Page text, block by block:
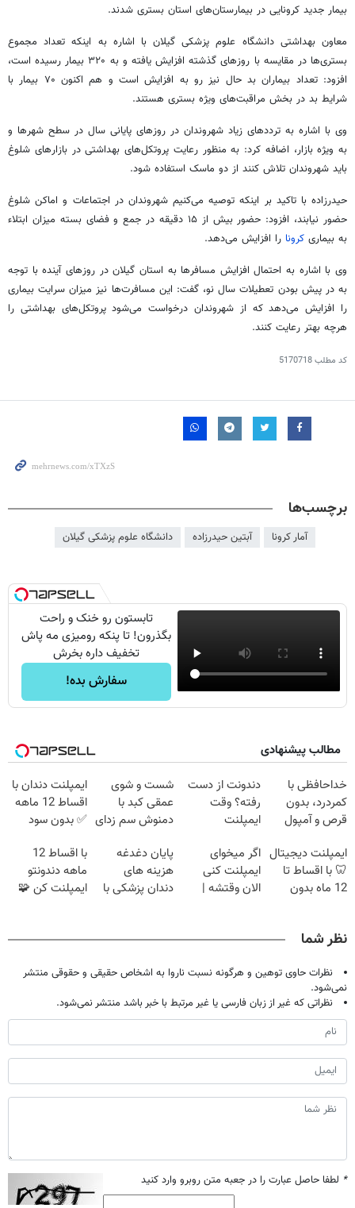
بیمار جدید کرونایی در بیمارستان‌های استان بستری شدند.
معاون بهداشتی دانشگاه علوم پزشکی گیلان با اشاره به اینکه تعداد مجموع
بستری‌ها در مقایسه با روزهای گذشته افزایش یافته و به ۳۲۰ بیمار رسیده است،
افزود: تعداد بیماران بد حال نیز رو به افزایش است و هم اکنون ۷۰ بیمار با
شرایط بد در بخش مراقبت‌های ویژه بستری هستند.
وی با اشاره به ترددهای زیاد شهروندان در روزهای پایانی سال در سطح شهرها و
به ویژه بازار، اضافه کرد: به منظور رعایت پروتکل‌های بهداشتی در بازارهای شلوغ
باید شهروندان تلاش کنند از دو ماسک استفاده شود.
حیدرزاده با تاکید بر اینکه توصیه می‌کنیم شهروندان در اجتماعات و اماکن شلوغ
حضور نیابند، افزود: حضور بیش از ۱۵ دقیقه در جمع و فضای بسته میزان ابتلاء
به بیماری کرونا را افزایش می‌دهد.
وی با اشاره به احتمال افزایش مسافرها به استان گیلان در روزهای آینده با توجه
به در پیش بودن تعطیلات سال نو، گفت: این مسافرت‌ها نیز میزان سرایت بیماری
را افزایش می‌دهد که از شهروندان درخواست می‌شود پروتکل‌های بهداشتی را
هرچه بهتر رعایت کنند.
کد مطلب5170718
برچسب‌ها
آمار کرونا آبتین حیدرزاده دانشگاه علوم پزشكی گیلان
تابستون رو خنک و راحت
بگذرون! تا پنکه رومیزی مه پاش
تخفیف داره بخرش
سفارش بده!
مطالب پیشنهادی
خداحافظی با
کمردرد، بدون
قرص و آمپول
دندونت از دست
رفته؟ وقت
ایمپلنت
شست و شوی
عمقی کبد با
دمنوش سم زدای
ایمپلنت دندان با
اقساط 12 ماهه
✅ بدون سود
ایمپلنت دیجیتال
🦷 با اقساط تا
12 ماه بدون
اگر میخوای
ایمپلنت کنی
الان وقتشه |
پایان دغدغه
هزینه های
دندان پزشکی با
با اقساط 12
ماهه دندونتو
ایمپلنت کن 🧩
نظر شما
نظرات حاوی توهین و هرگونه نسبت ناروا به اشخاص حقیقی و حقوقی منتشر
نمی‌شود.
نظراتی که غیر از زبان فارسی یا غیر مرتبط با خبر باشد منتشر نمی‌شود.
* لطفا حاصل عبارت را در جعبه متن روبرو وارد کنید